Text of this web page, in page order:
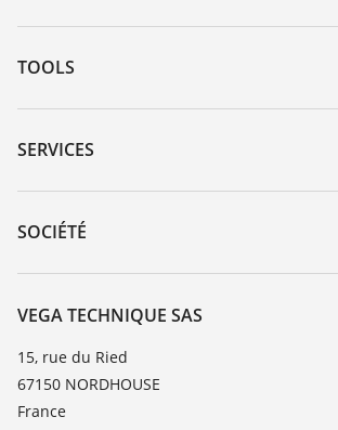
TOOLS
Téléchargements
Recherche par numéro de série
DTM Collection/PACTware
SERVICES
Retour d'appareil
Formations
TeamViewer
SOCIÉTÉ
Carrière
À propos de VEGA
Contact
News
Presse
VEGA TECHNIQUE SAS
15, rue du Ried
67150 NORDHOUSE
France